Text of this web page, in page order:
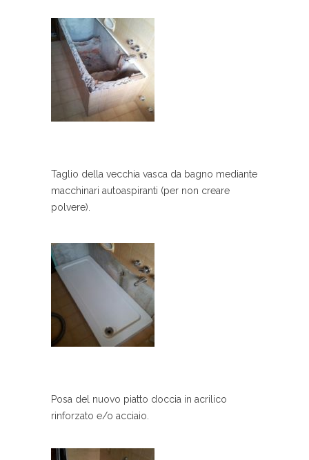
Taglio della vecchia vasca da bagno mediante
macchinari autoaspiranti (per non creare
polvere).
Posa del nuovo piatto doccia in acrilico
rinforzato e/o acciaio.